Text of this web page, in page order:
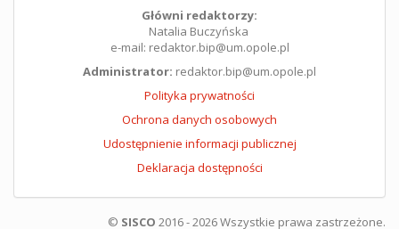
Główni redaktorzy:
Natalia Buczyńska
e-mail: redaktor.bip@um.opole.pl
Administrator: redaktor.bip@um.opole.pl
Polityka prywatności
Ochrona danych osobowych
Udostępnienie informacji publicznej
Deklaracja dostępności
© SISCO 2016 - 2026 Wszystkie prawa zastrzeżone.